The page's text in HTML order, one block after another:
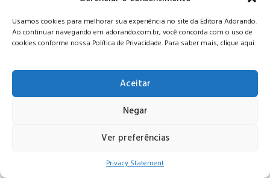
Usamos cookies para melhorar sua experiência no site da Editora Adorando.
Ao continuar navegando em adorando.com.br, você concorda com o uso de
cookies conforme nossa Política de Privacidade. Para saber mais, clique aqui.
Aceitar
Negar
Ver preferências
Privacy Statement
© Editora Adorando 2026. Todos os direitos reservados.
Consulte nossapolítica de privacidade.